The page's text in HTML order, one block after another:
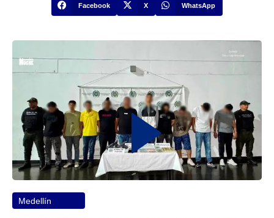
Facebook X WhatsApp
Medellín